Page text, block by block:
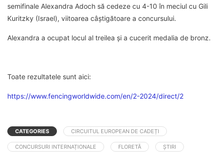
semifinale Alexandra Adoch să cedeze cu 4-10 în meciul cu Gili
Kuritzky (Israel), viitoarea câștigătoare a concursului.
Alexandra a ocupat locul al treilea și a cucerit medalia de bronz.
Toate rezultatele sunt aici:
https://www.fencingworldwide.com/en/2-2024/direct/2
CATEGORIES CIRCUITUL EUROPEAN DE CADEȚI
CONCURSURI INTERNAȚIONALE FLORETĂ ȘTIRI